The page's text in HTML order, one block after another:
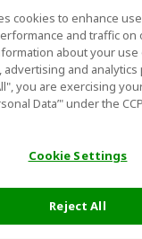
cookies to enhance
and traffic on
about your
advertising and analytics
you are exercising
Data’" under the
Cookie Settings
Reject All